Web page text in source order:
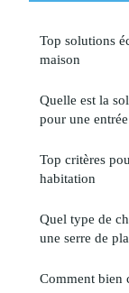
Top solutions
maison
Quelle est la
pour une
Top critères
habitation
Quel type de
une serre de
Comment bien